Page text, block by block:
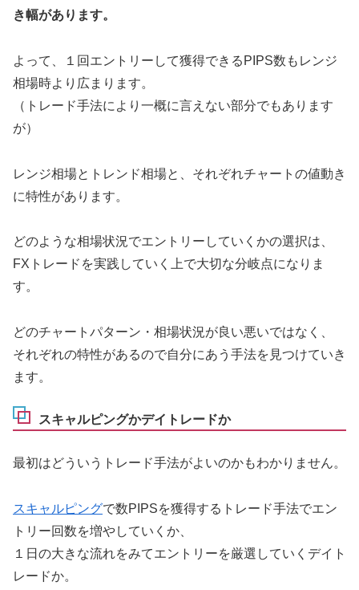
き幅があります。
よって、１回エントリーして獲得できるPIPS数もレンジ
相場時より広まります。
（トレード手法により一概に言えない部分でもあります
が）
レンジ相場とトレンド相場と、それぞれチャートの値動き
に特性があります。
どのような相場状況でエントリーしていくかの選択は、
FXトレードを実践していく上で大切な分岐点になりま
す。
どのチャートパターン・相場状況が良い悪いではなく、
それぞれの特性があるので自分にあう手法を見つけていき
ます。
スキャルピングかデイトレードか
最初はどういうトレード手法がよいのかもわかりません。
スキャルピングで数PIPSを獲得するトレード手法でエン
トリー回数を増やしていくか、
１日の大きな流れをみてエントリーを厳選していくデイト
レードか。